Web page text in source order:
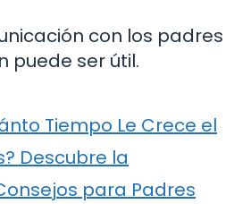
con los padres
puede ser útil.
Tiempo Le Crece el
Descubre la
para Padres